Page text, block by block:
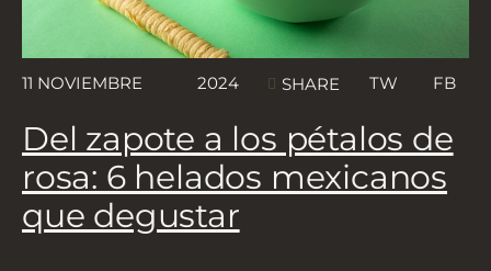
11 NOVIEMBRE 2024 SHARE TW FB
Del zapote a los pétalos de
rosa: 6 helados mexicanos
que degustar